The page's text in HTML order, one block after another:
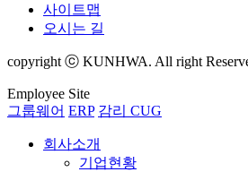
사이트맵
오시는 길
copyright ⓒ KUNHWA. All right
Employee Site
그룹웨어 ERP 감리 CUG
회사소개
기업현황